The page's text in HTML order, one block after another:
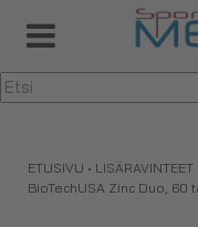
ETUSIVU • LISÄRAVINTEET
BioTechUSA Zinc Duo, 60